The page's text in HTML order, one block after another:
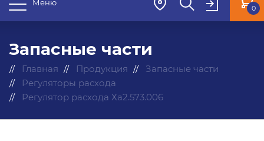
Меню
0
Запасные части
Главная Продукция
Запасные части
Регуляторы расхода
Регулятор расхода Ха2.573.006